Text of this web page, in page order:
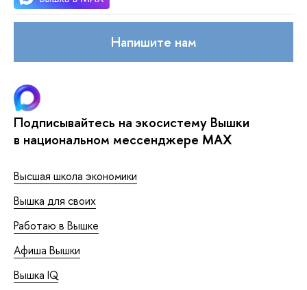
Напишите нам
Подписывайтесь на экосистему Вышки
в национальном мессенджере MAX
Высшая школа экономики
Вышка для своих
Работаю в Вышке
Афиша Вышки
Вышка IQ